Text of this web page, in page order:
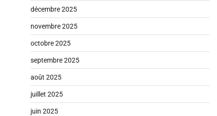
décembre 2025
novembre 2025
octobre 2025
septembre 2025
août 2025
juillet 2025
juin 2025